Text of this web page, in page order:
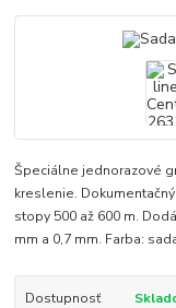
Špeciálne jednorazové
kreslenie.
stopy 500 až 600 m.
mm a 0,7 mm. Farba:
Dostupnosť